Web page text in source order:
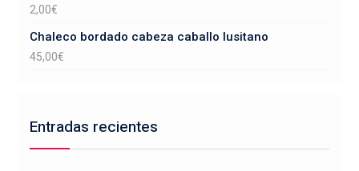
2,00€
Chaleco bordado cabeza caballo lusitano
45,00€
Entradas recientes